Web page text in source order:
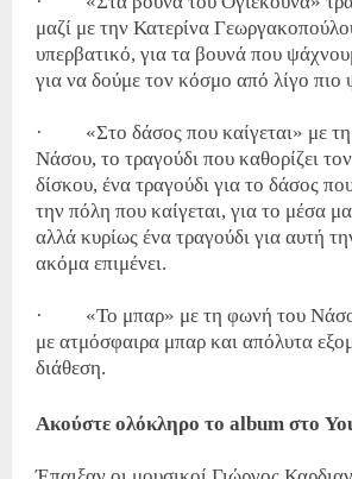
μαζί με την Κατερίνα
υπερβατικό, για τα βουνά που
για να δούμε τον κόσμο από λίγο πιο
· «Στο δάσος που καίγεται» με
Νάσου, το τραγούδι που καθορίζει
δίσκου, ένα τραγούδι για το δάσος
την πόλη που καίγεται, για το μέσα
αλλά κυρίως ένα τραγούδι για αυτή
ακόμα επιμένει.
· «Το μπαρ» με τη φωνή του
με ατμόσφαιρα μπαρ και απόλυτα
διάθεση.
Ακούστε ολόκληρο το album στο